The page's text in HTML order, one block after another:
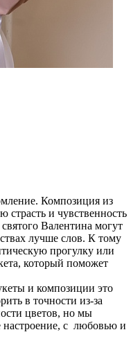
Композиция из
страсть и чувственность
Валентина могут
лучше слов. К тому
прогулку или
который поможет
и композиции это
в точности из-за
цветов, но мы
настроение, с любовью и